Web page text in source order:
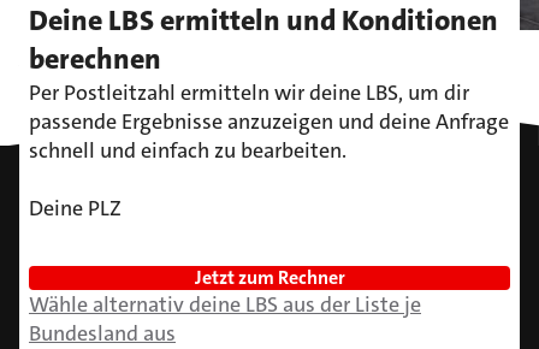
Auf alles Neue vorbereitet
sein?
Kriegst du hin. Mit uns.
Deine LBS ermitteln und Konditionen
berechnen
Per Postleitzahl ermitteln wir deine LBS, um dir
passende Ergebnisse anzuzeigen und deine Anfrage
schnell und einfach zu bearbeiten.
Deine PLZ
Jetzt zum Rechner
Wähle alternativ deine LBS aus der Liste je
Bundesland aus
Zum Seitenanfang